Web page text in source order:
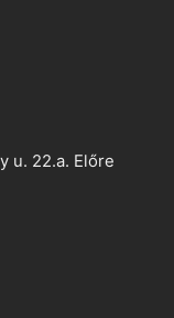
u. 22.a. Előre